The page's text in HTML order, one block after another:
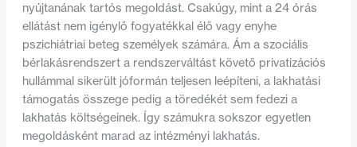
nyújtanának tartós megoldást. Csakúgy, mint a 24 órás
ellátást nem igénylő fogyatékkal élő vagy enyhe
pszichiátriai beteg személyek számára. Ám a szociális
bérlakásrendszert a rendszerváltást követő privatizációs
hullámmal sikerült jóformán teljesen leépíteni, a lakhatási
támogatás összege pedig a töredékét sem fedezi a
lakhatás költségeinek. Így számukra sokszor egyetlen
megoldásként marad az intézményi lakhatás.